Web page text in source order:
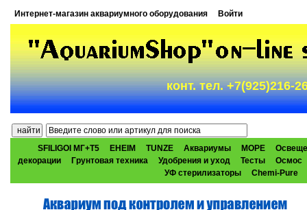
Интернет-магазин аквариумного оборудования Войти
конт. тел. +7(925)216-
SFILIGOI МГ+Т5 EHEIM TUNZE Аквариумы МОРЕ
декорации
Грунтовая техника Удобрения и уход Тесты
Осмос
УФ стерилизаторы
Chemi-Pure